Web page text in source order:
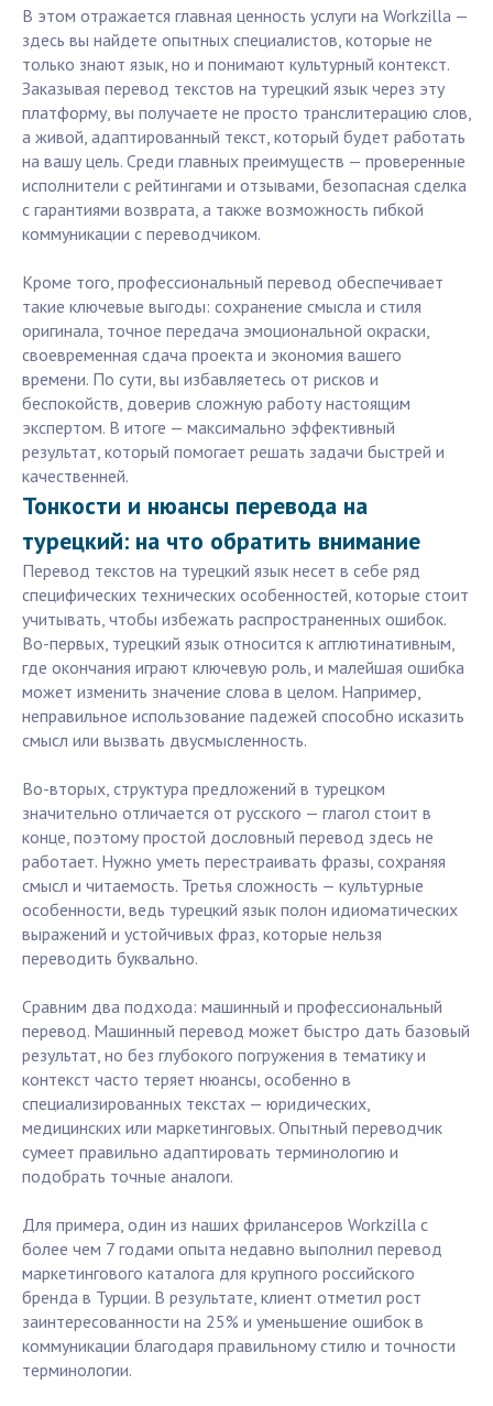
В этом отражается главная ценность услуги на Workzilla —
здесь вы найдете опытных специалистов, которые не
только знают язык, но и понимают культурный контекст.
Заказывая перевод текстов на турецкий язык через эту
платформу, вы получаете не просто транслитерацию слов,
а живой, адаптированный текст, который будет работать
на вашу цель. Среди главных преимуществ — проверенные
исполнители с рейтингами и отзывами, безопасная сделка
с гарантиями возврата, а также возможность гибкой
коммуникации с переводчиком.
Кроме того, профессиональный перевод обеспечивает
такие ключевые выгоды: сохранение смысла и стиля
оригинала, точное передача эмоциональной окраски,
своевременная сдача проекта и экономия вашего
времени. По сути, вы избавляетесь от рисков и
беспокойств, доверив сложную работу настоящим
экспертом. В итоге — максимально эффективный
результат, который помогает решать задачи быстрей и
качественней.
Тонкости и нюансы перевода на
турецкий: на что обратить внимание
Перевод текстов на турецкий язык несет в себе ряд
специфических технических особенностей, которые стоит
учитывать, чтобы избежать распространенных ошибок.
Во-первых, турецкий язык относится к агглютинативным,
где окончания играют ключевую роль, и малейшая ошибка
может изменить значение слова в целом. Например,
неправильное использование падежей способно исказить
смысл или вызвать двусмысленность.
Во-вторых, структура предложений в турецком
значительно отличается от русского — глагол стоит в
конце, поэтому простой дословный перевод здесь не
работает. Нужно уметь перестраивать фразы, сохраняя
смысл и читаемость. Третья сложность — культурные
особенности, ведь турецкий язык полон идиоматических
выражений и устойчивых фраз, которые нельзя
переводить буквально.
Сравним два подхода: машинный и профессиональный
перевод. Машинный перевод может быстро дать базовый
результат, но без глубокого погружения в тематику и
контекст часто теряет нюансы, особенно в
специализированных текстах — юридических,
медицинских или маркетинговых. Опытный переводчик
сумеет правильно адаптировать терминологию и
подобрать точные аналоги.
Для примера, один из наших фрилансеров Workzilla с
более чем 7 годами опыта недавно выполнил перевод
маркетингового каталога для крупного российского
бренда в Турции. В результате, клиент отметил рост
заинтересованности на 25% и уменьшение ошибок в
коммуникации благодаря правильному стилю и точности
терминологии.